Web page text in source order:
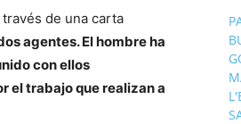
de una carta
agentes. El hombre ha
con ellos
el trabajo que realizan a